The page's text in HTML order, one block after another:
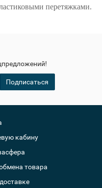
перетяжками.
Подписаться
кабину
товара